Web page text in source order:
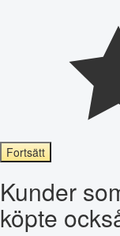
Fortsätt
Kunder
köpte